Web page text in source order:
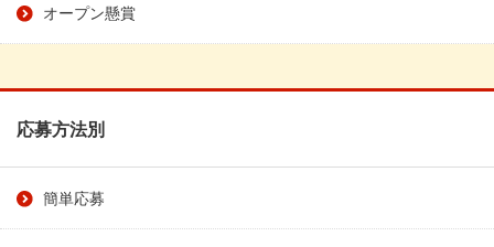
オープン懸賞
応募方法別
簡単応募